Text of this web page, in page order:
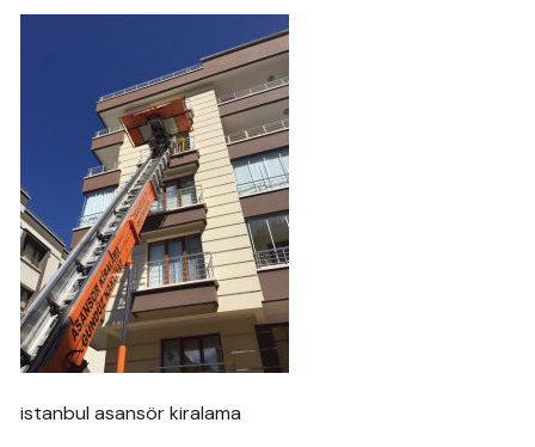
istanbul asansör kiralama